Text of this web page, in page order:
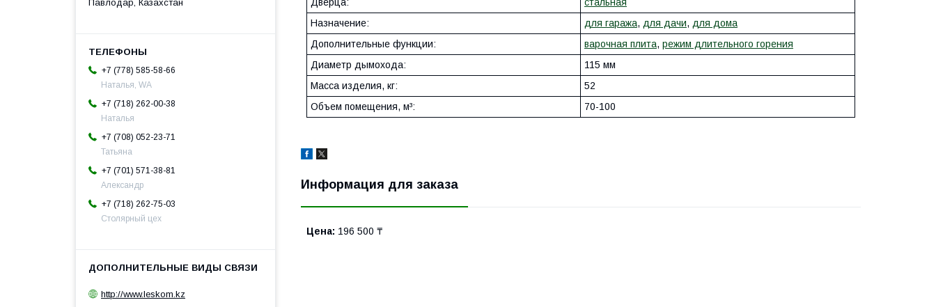
Назначение:
для гаража, для дачи, для дома
Дополнительные функции:
варочная плита, режим длительного горения
Диаметр дымохода:
115 мм
Масса изделия, кг:
52
Объем помещения, м³:
70-100
Информация для заказа
Цена: 196 500 ₸
Павлодар, Казахстан
+7 (778) 585-58-66
Наталья, WA
+7 (718) 262-00-38
Наталья
+7 (708) 052-23-71
Татьяна
+7 (701) 571-38-81
Александр
+7 (718) 262-75-03
Столярный цех
http://www.leskom.kz